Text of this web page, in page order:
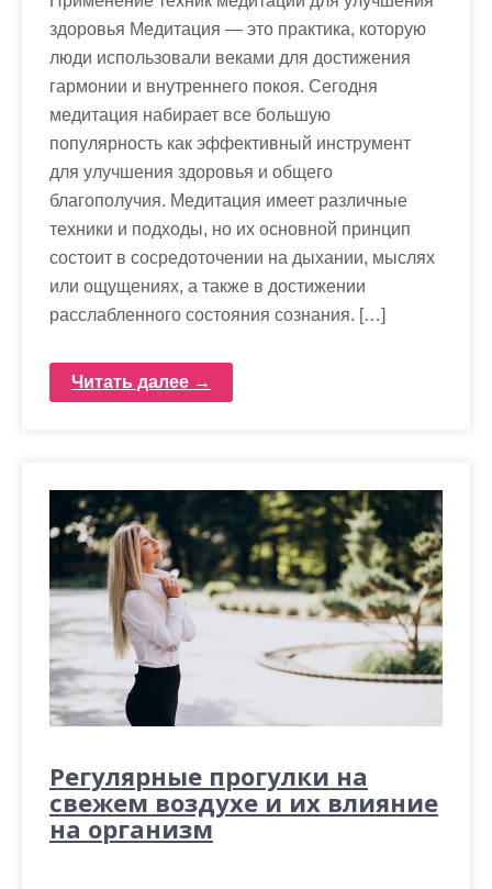
здоровья Медитация — это практика, которую
люди использовали веками для достижения
гармонии и внутреннего покоя. Сегодня
медитация набирает все большую
популярность как эффективный инструмент
для улучшения здоровья и общего
благополучия. Медитация имеет различные
техники и подходы, но их основной принцип
состоит в сосредоточении на дыхании, мыслях
или ощущениях, а также в достижении
расслабленного состояния сознания. […]
Читать далее →
Регулярные прогулки на
свежем воздухе и их влияние
на организм